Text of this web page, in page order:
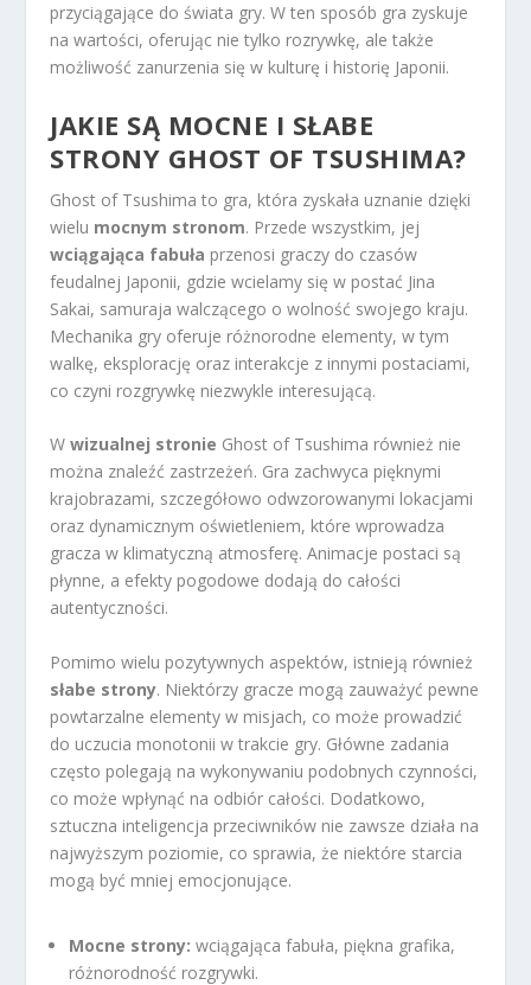
przyciągające do świata gry. W ten sposób gra zyskuje
na wartości, oferując nie tylko rozrywkę, ale także
możliwość zanurzenia się w kulturę i historię Japonii.
JAKIE SĄ MOCNE I SŁABE
STRONY GHOST OF TSUSHIMA?
Ghost of Tsushima to gra, która zyskała uznanie dzięki
wielu mocnym stronom. Przede wszystkim, jej
wciągająca fabuła przenosi graczy do czasów
feudalnej Japonii, gdzie wcielamy się w postać Jina
Sakai, samuraja walczącego o wolność swojego kraju.
Mechanika gry oferuje różnorodne elementy, w tym
walkę, eksplorację oraz interakcje z innymi postaciami,
co czyni rozgrywkę niezwykle interesującą.
Wwizualnej stronie Ghost of Tsushima również nie
można znaleźć zastrzeżeń. Gra zachwyca pięknymi
krajobrazami, szczegółowo odwzorowanymi lokacjami
oraz dynamicznym oświetleniem, które wprowadza
gracza w klimatyczną atmosferę. Animacje postaci są
płynne, a efekty pogodowe dodają do całości
autentyczności.
Pomimo wielu pozytywnych aspektów, istnieją również
słabe strony. Niektórzy gracze mogą zauważyć pewne
powtarzalne elementy w misjach, co może prowadzić
do uczucia monotonii w trakcie gry. Główne zadania
często polegają na wykonywaniu podobnych czynności,
co może wpłynąć na odbiór całości. Dodatkowo,
sztuczna inteligencja przeciwników nie zawsze działa na
najwyższym poziomie, co sprawia, że niektóre starcia
mogą być mniej emocjonujące.
Mocne strony: wciągająca fabuła, piękna grafika,
różnorodność rozgrywki.